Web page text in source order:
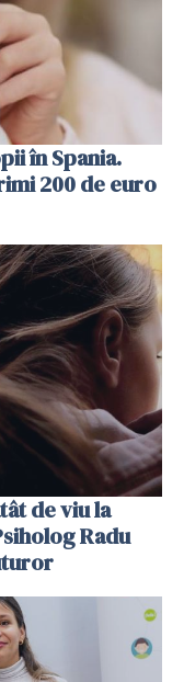
în Spania.
200 de euro
de viu la
Radu